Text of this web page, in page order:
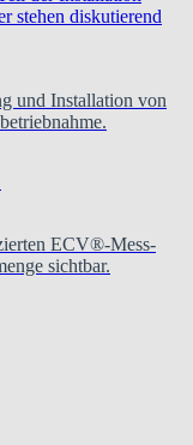
und Installation von
ECV®-Mess-
sichtbar.